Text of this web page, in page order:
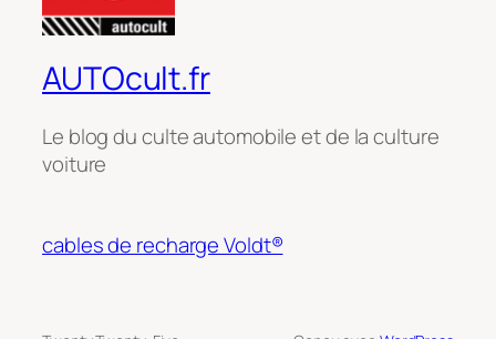
AUTOcult.fr
Le blog du culte automobile et de la culture
voiture
cables de recharge Voldt®